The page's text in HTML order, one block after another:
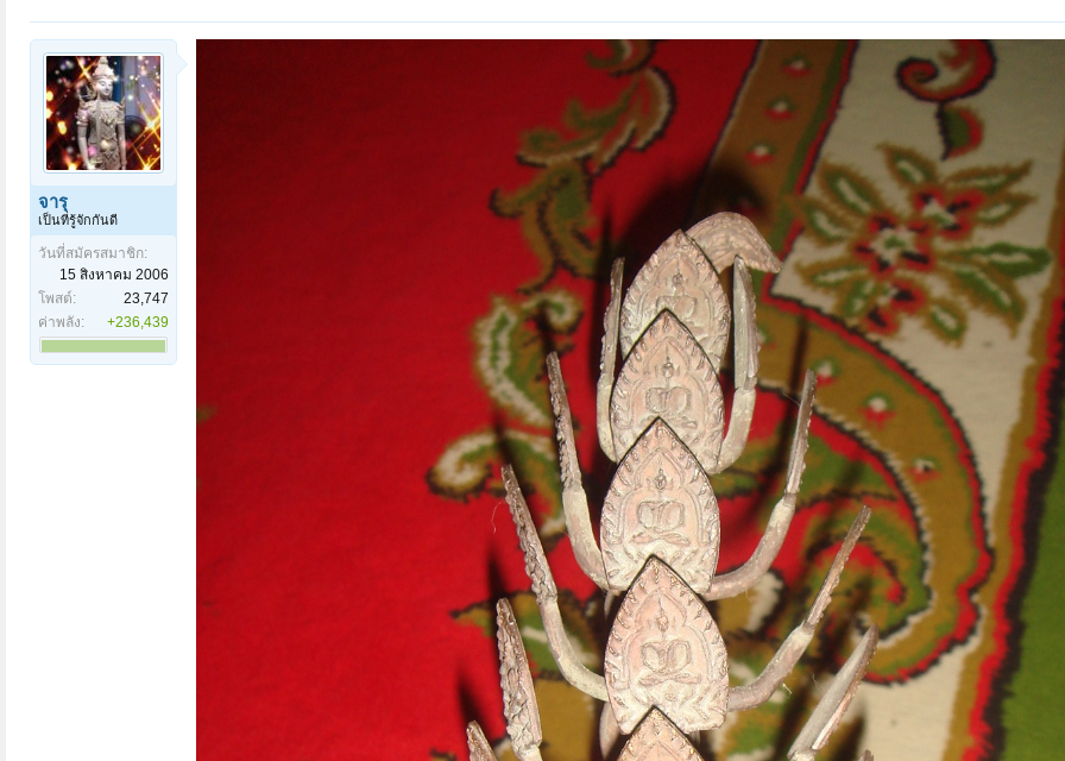
จารุ
เป็นที่รู้จักกันดี
วันที่สมัครสมาชิก:
15 สิงหาคม 2006
โพสต์:
23,747
ค่าพลัง:
+236,439